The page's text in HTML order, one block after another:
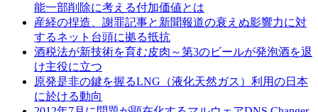
能一部削除に考える付加価値とは
産経の捏造、謝罪記事と新聞報道の衰えぬ影響力に対
するネット台頭に拠る抵抗
酒税法が新技術を育む皮肉～第3のビールが発泡酒を退
け主役に立つ
原発是非の鍵を握るLNG（液化天然ガス）利用の日本
に於ける動向